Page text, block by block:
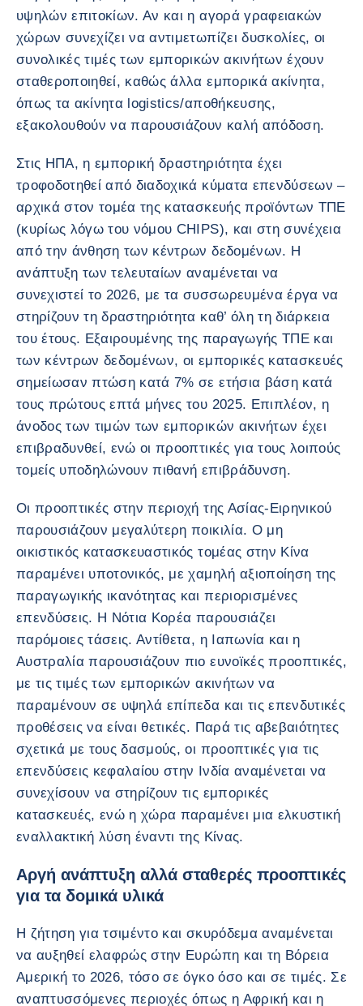
υψηλών επιτοκίων. Αν και η αγορά γραφειακών
χώρων συνεχίζει να αντιμετωπίζει δυσκολίες, οι
συνολικές τιμές των εμπορικών ακινήτων έχουν
σταθεροποιηθεί, καθώς άλλα εμπορικά ακίνητα,
όπως τα ακίνητα logistics/αποθήκευσης,
εξακολουθούν να παρουσιάζουν καλή απόδοση.
Στις ΗΠΑ, η εμπορική δραστηριότητα έχει
τροφοδοτηθεί από διαδοχικά κύματα επενδύσεων –
αρχικά στον τομέα της κατασκευής προϊόντων ΤΠΕ
(κυρίως λόγω του νόμου CHIPS), και στη συνέχεια
από την άνθηση των κέντρων δεδομένων. Η
ανάπτυξη των τελευταίων αναμένεται να
συνεχιστεί το 2026, με τα συσσωρευμένα έργα να
στηρίζουν τη δραστηριότητα καθ’ όλη τη διάρκεια
του έτους. Εξαιρουμένης της παραγωγής ΤΠΕ και
των κέντρων δεδομένων, οι εμπορικές κατασκευές
σημείωσαν πτώση κατά 7% σε ετήσια βάση κατά
τους πρώτους επτά μήνες του 2025. Επιπλέον, η
άνοδος των τιμών των εμπορικών ακινήτων έχει
επιβραδυνθεί, ενώ οι προοπτικές για τους λοιπούς
τομείς υποδηλώνουν πιθανή επιβράδυνση.
Οι προοπτικές στην περιοχή της Ασίας-Ειρηνικού
παρουσιάζουν μεγαλύτερη ποικιλία. Ο μη
οικιστικός κατασκευαστικός τομέας στην Κίνα
παραμένει υποτονικός, με χαμηλή αξιοποίηση της
παραγωγικής ικανότητας και περιορισμένες
επενδύσεις. Η Νότια Κορέα παρουσιάζει
παρόμοιες τάσεις. Αντίθετα, η Ιαπωνία και η
Αυστραλία παρουσιάζουν πιο ευνοϊκές προοπτικές,
με τις τιμές των εμπορικών ακινήτων να
παραμένουν σε υψηλά επίπεδα και τις επενδυτικές
προθέσεις να είναι θετικές. Παρά τις αβεβαιότητες
σχετικά με τους δασμούς, οι προοπτικές για τις
επενδύσεις κεφαλαίου στην Ινδία αναμένεται να
συνεχίσουν να στηρίζουν τις εμπορικές
κατασκευές, ενώ η χώρα παραμένει μια ελκυστική
εναλλακτική λύση έναντι της Κίνας.
Αργή ανάπτυξη αλλά σταθερές προοπτικές
για τα δομικά υλικά
Η ζήτηση για τσιμέντο και σκυρόδεμα αναμένεται
να αυξηθεί ελαφρώς στην Ευρώπη και τη Βόρεια
Αμερική το 2026, τόσο σε όγκο όσο και σε τιμές. Σε
αναπτυσσόμενες περιοχές όπως η Αφρική και η